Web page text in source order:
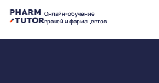
Онлайн-обучение
врачей и фармацевтов